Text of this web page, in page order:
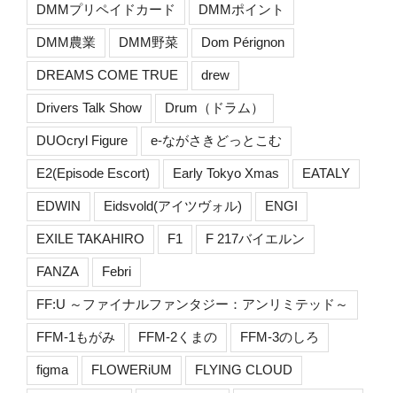
DMMプリペイドカード DMMポイント
DMM農業 DMM野菜 Dom Pérignon
DREAMS COME TRUE drew
Drivers Talk Show Drum（ドラム）
DUOcryl Figure e-ながさきどっとこむ
E2(Episode Escort) Early Tokyo Xmas EATALY
EDWIN Eidsvold(アイツヴォル) ENGI
EXILE TAKAHIRO F1 F 217バイエルン
FANZA Febri
FF:U ～ファイナルファンタジー：アンリミテッド～
FFM-1もがみ FFM-2くまの FFM-3のしろ
figma FLOWERiUM FLYING CLOUD